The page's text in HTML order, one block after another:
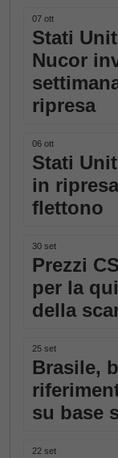
07 ott
Stati
Nucor
ripresa
06 ott
Stati
in
flettono
30 set
Prezzi
per la
della
25 set
Brasile,
su base
22 set